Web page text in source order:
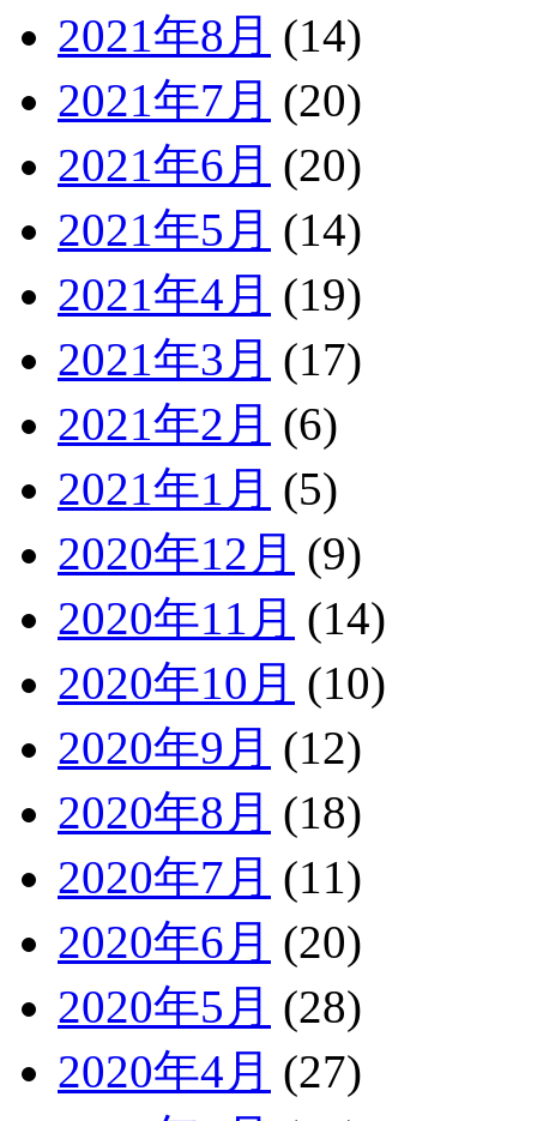
2021年8月 (14)
2021年7月 (20)
2021年6月 (20)
2021年5月 (14)
2021年4月 (19)
2021年3月 (17)
2021年2月 (6)
2021年1月 (5)
2020年12月 (9)
2020年11月 (14)
2020年10月 (10)
2020年9月 (12)
2020年8月 (18)
2020年7月 (11)
2020年6月 (20)
2020年5月 (28)
2020年4月 (27)